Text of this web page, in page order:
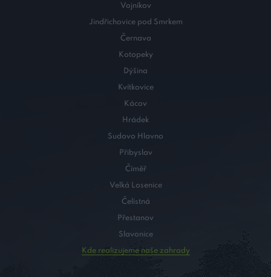
Vojníkov
Jindřichovice pod Smrkem
Černava
Kotopeky
Dýšina
Kvítkovice
Kácov
Hrádek
Sudovo Hlavno
Přibyslav
Číměř
Velká Losenice
Čelistná
Přestanov
Slavonice
Kde realizujeme naše zahrady